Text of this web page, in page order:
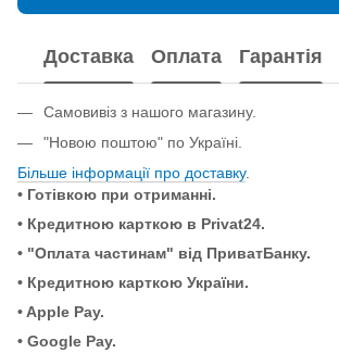
Доставка Оплата Гарантія
Самовивіз з нашого магазину.
"Новою поштою" по Україні.
Більше інформації про доставку.
• Готівкою при отриманні.
• Кредитною карткою в Privat24.
• "Оплата частинам" від ПриватБанку.
• Кредитною карткою України.
• Apple Pay.
• Google Pay.